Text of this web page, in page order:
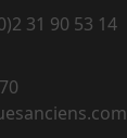
31 90 53 14